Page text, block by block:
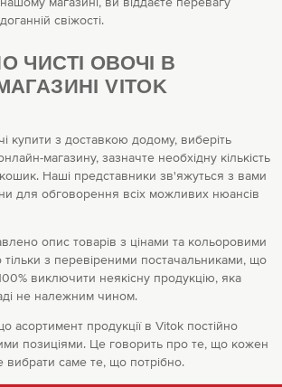
свіжості.
ЧИСТІ ОВОЧІ В
VITOK
купити з доставкою додому, виберіть
магазину, зазначте необхідну кількість
кошик. Наші представники зв'яжуться з вами
для обговорення всіх можливих нюансів
опис товарів з цінами та кольоровими
з перевіреними постачальниками, що
виключити неякісну продукцію, яка
не належним чином.
асортимент продукції в Vitok постійно
позиціями. Це говорить про те, що кожен
вибрати саме те, що потрібно.